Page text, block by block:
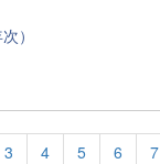
）
3 4 5 6 7